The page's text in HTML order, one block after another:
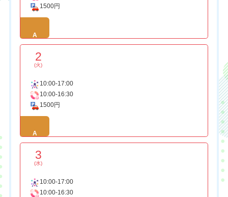
1500円
A
2
(火)
10:00-17:00
10:00-16:30
1500円
A
3
(水)
10:00-17:00
10:00-16:30